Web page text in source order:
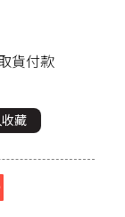
貨付款
藏